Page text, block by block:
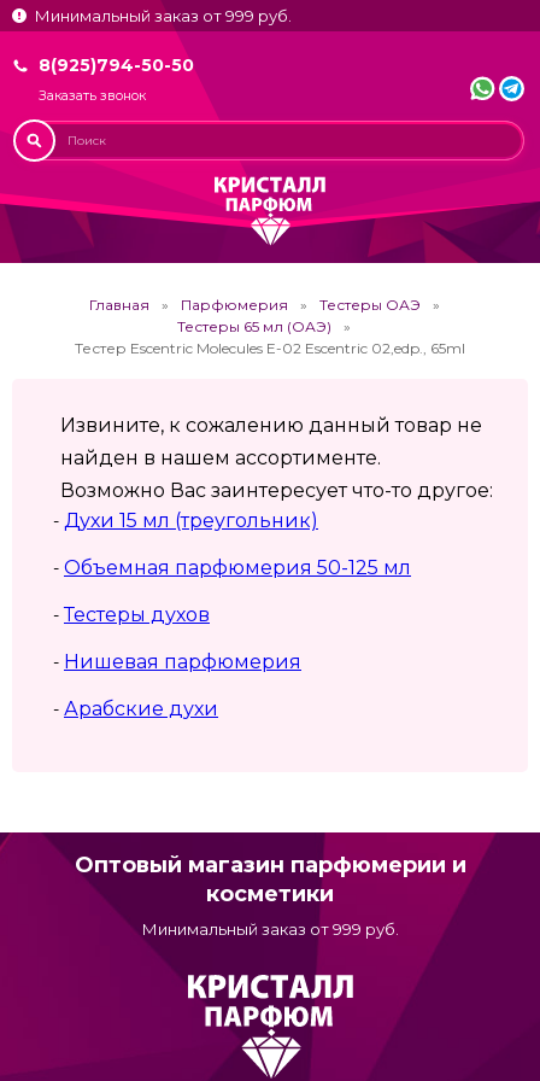
Минимальный заказ от 999 руб.
8(925)794-50-50
Заказать звонок
Главная Парфюмерия
Тестеры ОАЭ
Тестеры 65 мл (ОАЭ)
Тестер Escentric Molecules E-02 Escentric 02,edp., 65ml
Извините, к сожалению данный товар не
найден в нашем ассортименте.
Возможно Вас заинтересует что-то другое:
- Духи 15 мл (треугольник)
- Объемная парфюмерия 50-125 мл
-Тестеры духов
- Нишевая парфюмерия
- Арабские духи
Оптовый магазин парфюмерии и
косметики
Минимальный заказ от 999 руб.